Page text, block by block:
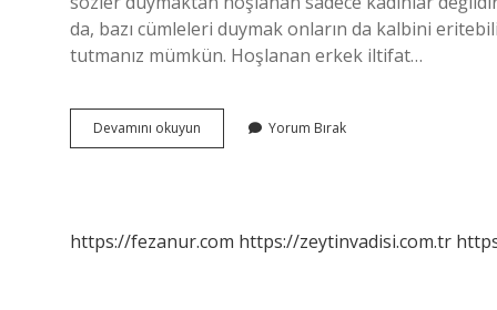
da, bazı cümleleri duymak onların da kalbini
tutmanız mümkün. Hoşlanan erkek iltifat…
Devamını okuyun
Iltifat
Yorum Bırak
https://fezanur.com https://zeytinvadisi.com.tr